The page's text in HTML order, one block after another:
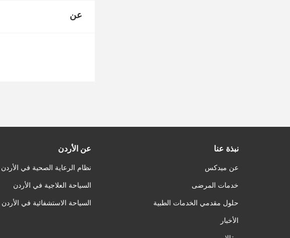
عن
نبذة عنا
عن ميدكس
خدمات المرضى
حلول مقدمي الخدمات الطبية
الأخبار
عن الأردن
نظام الرعاية الصحية في الأردن
السياحة العلاجية في الأردن
السياحة الاستشفائية في الأردن